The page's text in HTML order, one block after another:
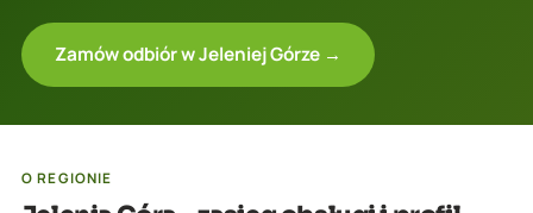
Zamów odbiór w Jeleniej Górze →
O REGIONIE